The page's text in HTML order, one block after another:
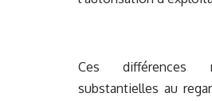
Ces
substantielles au